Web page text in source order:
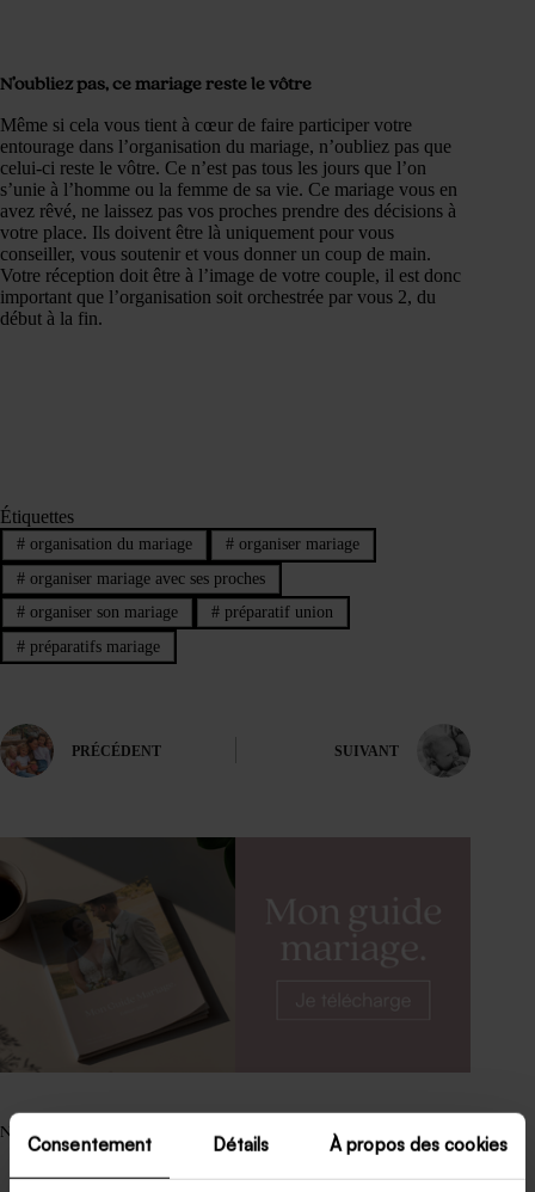
Consentement Détails À propos des cookies
N’oubliez pas, ce mariage reste le vôtre
Même si cela vous tient à cœur de faire participer votre
entourage dans l’organisation du mariage, n’oubliez pas que
celui-ci reste le vôtre. Ce n’est pas tous les jours que l’on
s’unie à l’homme ou la femme de sa vie. Ce mariage vous en
avez rêvé, ne laissez pas vos proches prendre des décisions à
votre place. Ils doivent être là uniquement pour vous
conseiller, vous soutenir et vous donner un coup de main.
Votre réception doit être à l’image de votre couple, il est donc
important que l’organisation soit orchestrée par vous 2, du
début à la fin.
Étiquettes
#organisation du mariage #organiser mariage
#organiser mariage avec ses proches
#organiser son mariage #préparatif union
#préparatifs mariage
PRÉCÉDENT SUIVANT
Nos articles les plus lus.
Dress code soirée : organiser une soirée à thème.
50 ans de mariage noce d’or : 5 manières originales de les